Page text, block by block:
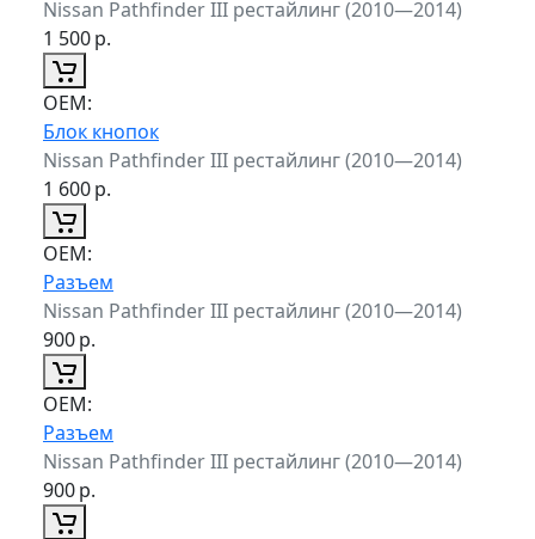
Nissan Pathfinder III рестайлинг (2010—2014)
1 500р.
ОЕМ:
Блок кнопок
Nissan Pathfinder III рестайлинг (2010—2014)
1 600р.
ОЕМ:
Разъем
Nissan Pathfinder III рестайлинг (2010—2014)
900р.
ОЕМ:
Разъем
Nissan Pathfinder III рестайлинг (2010—2014)
900р.